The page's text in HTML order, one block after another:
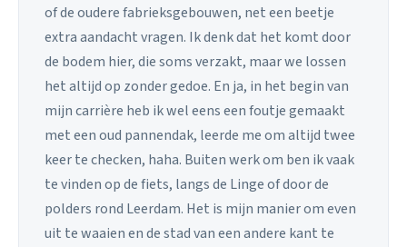
of de oudere fabrieksgebouwen, net een beetje
extra aandacht vragen. Ik denk dat het komt door
de bodem hier, die soms verzakt, maar we lossen
het altijd op zonder gedoe. En ja, in het begin van
mijn carrière heb ik wel eens een foutje gemaakt
met een oud pannendak, leerde me om altijd twee
keer te checken, haha. Buiten werk om ben ik vaak
te vinden op de fiets, langs de Linge of door de
polders rond Leerdam. Het is mijn manier om even
uit te waaien en de stad van een andere kant te